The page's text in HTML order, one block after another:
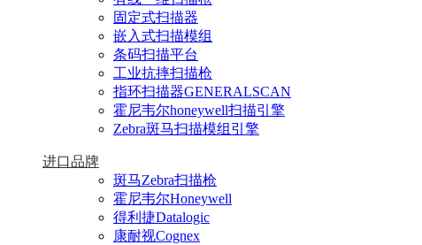
固定式扫描器
嵌入式扫描模组
条码扫描平台
工业抗摔扫描枪
指环扫描器GENERALSCAN
霍尼韦尔honeywell扫描引擎
Zebra斑马扫描模组引擎
进口品牌
斑马Zebra扫描枪
霍尼韦尔Honeywell
得利捷Datalogic
康耐视Cognex